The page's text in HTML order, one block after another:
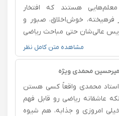
هستند که افتخار
فرهیخته، خوش‌اخلاق، صبور و
عالی‌شان حتی مباحث ریاضی
آموزش می‌دهند. همیشه با
و برای یادگیری دانش‌آموزان
نظم و اخلاق حرفه‌ای ایشان
معلمی متعهد، توانمند و
در کلاس‌هایشان لذت بردم و
مشاهده متن کامل نظر
امیرحسین محمدی ویژه
استاد محمدی واقعاً کسی هستن
عاشقانه ریاضی رو قابل فهم
امروزی و جذابه، هم شیوه